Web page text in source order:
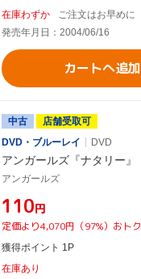
在庫わずか
ご注文はお早めに
発売年月日：2004/06/16
カートへ追加
中古
店舗受取可
DVD・ブルーレイ
DVD
アンガールズ『ナタリー』
アンガールズ
¥110円
定価より4,070円（97%）おトク
獲得ポイント 1P
在庫あり